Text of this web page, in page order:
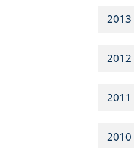
2013
2012
2011
2010